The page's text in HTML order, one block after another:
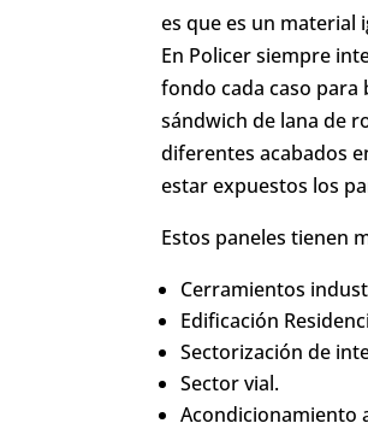
es que es un material
En Policer siempre
fondo cada caso
sándwich de lana de
diferentes acabados
estar expuestos los
Estos paneles tienen
Cerramientos
Edificación
Sectorización de
Sector vial.
Acondicionamiento